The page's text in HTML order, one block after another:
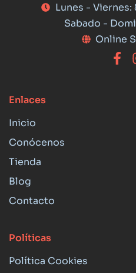
Lunes -
Sabado -
Online
Enlaces
Inicio
Conócenos
Tienda
Blog
Contacto
Políticas
Política Cookies